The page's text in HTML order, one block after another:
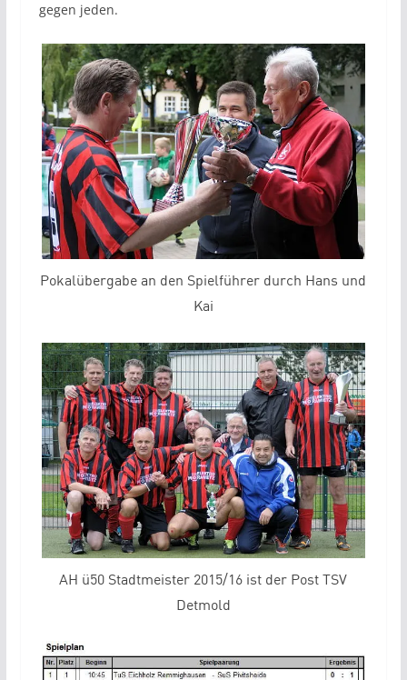
gegen jeden.
Pokalübergabe an den Spielführer durch Hans und
Kai
AH ü50 Stadtmeister 2015/16 ist der Post TSV
Detmold